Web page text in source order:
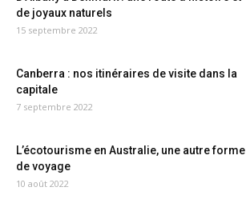
de joyaux naturels
15 septembre 2022
Canberra : nos itinéraires de visite dans la
capitale
7 septembre 2022
L’écotourisme en Australie, une autre forme
de voyage
10 août 2022